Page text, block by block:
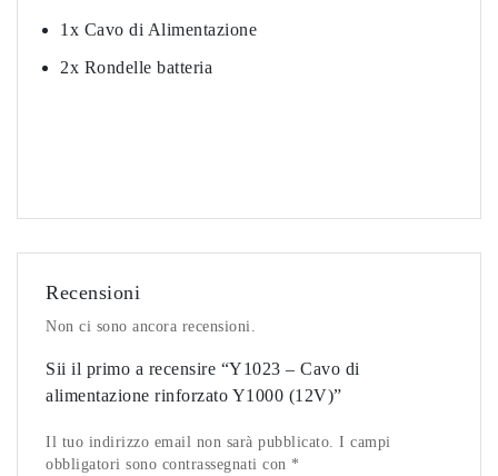
1x Cavo di Alimentazione
2x Rondelle batteria
Recensioni
Non ci sono ancora recensioni.
Sii il primo a recensire “Y1023 – Cavo di
alimentazione rinforzato Y1000 (12V)”
Il tuo indirizzo email non sarà pubblicato. I campi
obbligatori sono contrassegnati con *